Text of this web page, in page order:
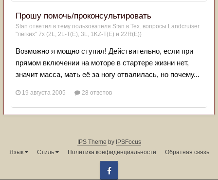
Прошу помочь/проконсультировать
Stan ответил в тему пользователя Stan в Тех. вопросы Landcruiser
"лёгких" 7x (2L, 2L-T(Е), 3L, 1KZ-T(E) и 22R(Е))
Возможно я мощно ступил! Действительно, если при
прямом включении на моторе в стартере жизни нет,
значит масса, мать её за ногу отвалилась, но почему...
19 августа 2005 28 ответов
IPS Theme by IPSFocus
Язык
Стиль Политика конфиденциальности Обратная связь